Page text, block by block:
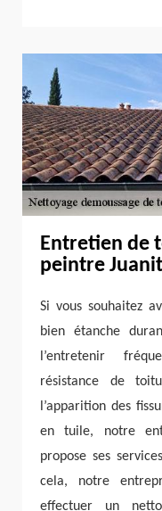
Entretien de
peintre
Si vous souhaitez
bien étanche
l’entretenir
résistance de
l’apparition des
en tuile, notre
propose ses
cela, notre
effectuer un